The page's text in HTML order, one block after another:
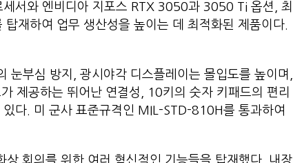
서와 엔비디아 지포스 RTX 3050과 3050 Ti 옵션, 최
재하여 업무 생산성을 높이는 데 최적화된 제품이다.
부심 방지, 광시야각 디스플레이는 몰입도를 높이며,
제공하는 뛰어난 연결성, 10키의 숫자 키패드의 편리
다. 미 군사 표준규격인 MIL-STD-810H를 통과하여
회의를 위한 여러 혁신적인 기능들을 탑재했다. 내장